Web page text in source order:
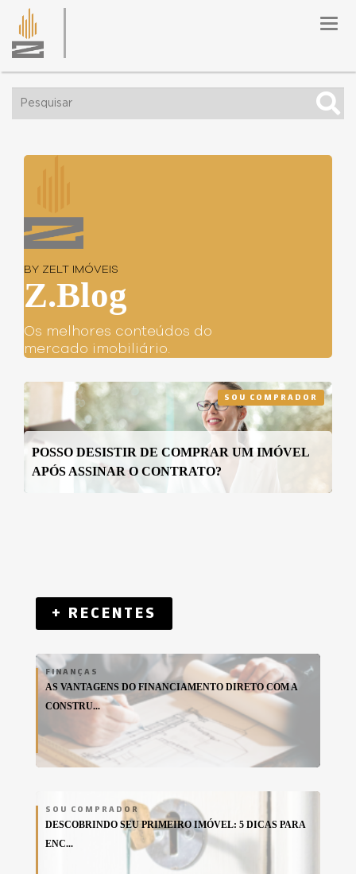
BY ZELT IMÓVEIS
Z.Blog
Os melhores conteúdos do
mercado imobiliário.
SOU COMPRADOR
POSSO DESISTIR DE COMPRAR UM IMÓVEL
APÓS ASSINAR O CONTRATO?
+ RECENTES
FINANÇAS
AS VANTAGENS DO FINANCIAMENTO DIRETO COM A
CONSTRU...
SOU COMPRADOR
DESCOBRINDO SEU PRIMEIRO IMÓVEL: 5 DICAS PARA
ENC...